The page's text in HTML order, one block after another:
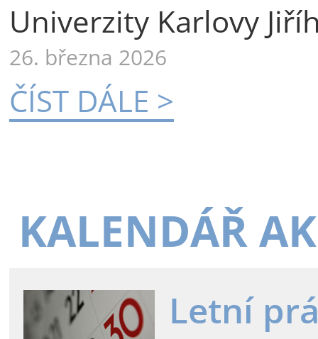
Univerzity Karlovy
26. března 2026
ČÍST DÁLE >
KALENDÁŘ
Letní